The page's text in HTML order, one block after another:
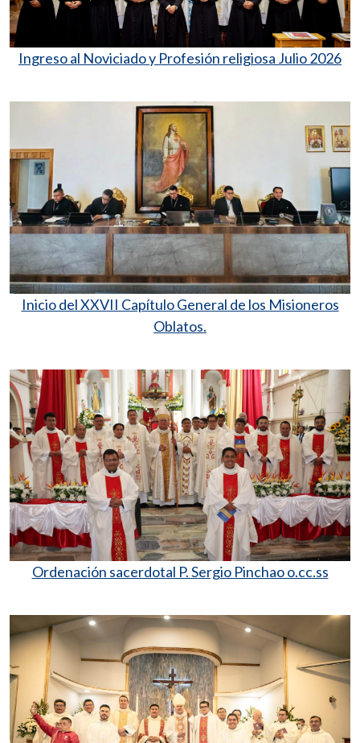
Ingreso al Noviciado y Profesión religiosa Julio 2026
Inicio del XXVII Capítulo General de los Misioneros
Oblatos.
Ordenación sacerdotal P. Sergio Pinchao o.cc.ss